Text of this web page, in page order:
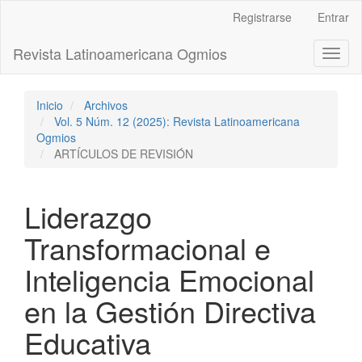
principal
Barra
Registrarse Entrar
Revista Latinoamericana Ogmios
Inicio
Archivos
Vol. 5 Núm. 12 (2025): Revista Latinoamericana
Ogmios
ARTÍCULOS DE REVISIÓN
Liderazgo
Transformacional e
Inteligencia Emocional
en la Gestión Directiva
Educativa